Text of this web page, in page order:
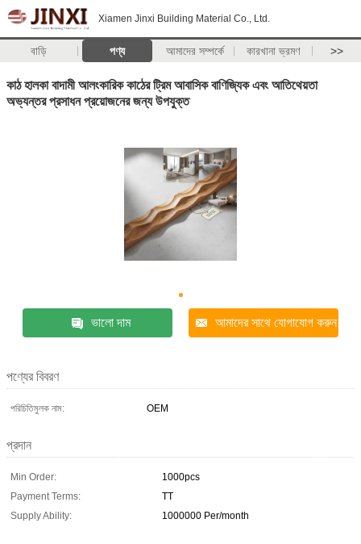
Xiamen Jinxi Building Material Co., Ltd.
বাড়ি পণ্য আমাদের সম্পর্কে কারখানা ভ্রমণ >>
কাঠ হালকা বাদামী আলংকারিক কাঠের ট্রিম আবাসিক বাণিজ্যিক এবং আতিথেয়তা
অভ্যন্তর প্রসাধন প্রয়োজনের জন্য উপযুক্ত
ভালো দাম আমাদের সাথে যোগাযোগ করুন
পণ্যের বিবরণ
পরিচিতিমুলক নাম: OEM
প্রদান
Min Order:
1000pcs
Payment Terms:
TT
Supply Ability:
1000000 Per/month